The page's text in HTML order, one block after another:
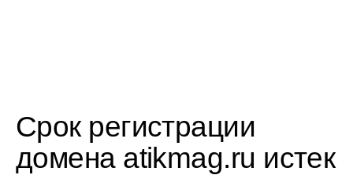
Срок регистрации
домена atikmag.ru истек